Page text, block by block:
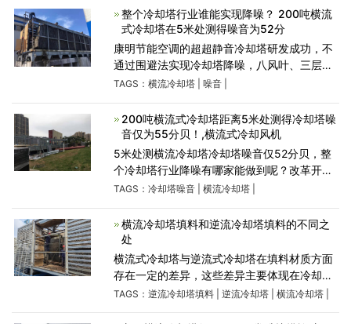
业。
标准冷却塔
整个冷却塔行业谁能实现降噪？ 200吨横流
式冷却塔在5米处测得噪音为52分
康明节能空调的超超静音冷却塔研发成功，不
通过围避法实现冷却塔降噪，八风叶、三层风
机的风叶属行业首家。
TAGS： 横流冷却塔| 噪音|
200吨横流式冷却塔距离5米处测得冷却塔噪
音仅为55分贝！,横流式冷却风机
5米处测​横流冷却塔冷却塔噪音仅52分贝，整
个冷却塔行业降噪有哪家能做到呢？改革开放
后，冷却塔进入中国市场。说一句坏话，效仿
问题一直被搁浅。几
TAGS： 冷却塔噪音| 横流冷却塔|
横流冷却塔填料和逆流冷却塔填料的不同之
处
横流式冷却塔与逆流式冷却塔在填料材质方面
存在一定的差异，这些差异主要体现在冷却效
率、节能环保性、耐用性、安全性、易于维护
TAGS： 逆流冷却塔填料| 逆流冷却塔| 横流冷却塔|